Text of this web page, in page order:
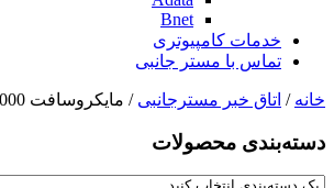
Bnet
خدمات کامپیوتری
تماس با مستر جانبی
خانه / اتاق خبر مسترجانبی / مایکروسافت 10,000 نفر از کارکنان خود را اخراج می کند
دسته‌بندی‌ محصولات